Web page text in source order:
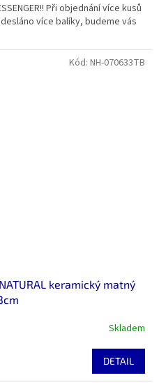
Při objednání více kusů
více balíky, budeme vás
keramický matný
Skladem
DETAIL
Kód: NH-070633TB